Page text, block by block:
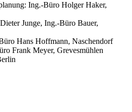
Ing.-Büro Holger Haker,
Junge, Ing.-Büro Bauer,
Hans Hoffmann, Naschendorf
Frank Meyer, Grevesmühlen